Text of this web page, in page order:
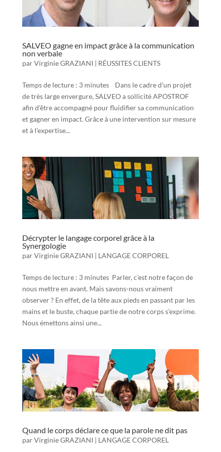
SALVEO gagne en impact grâce à la communication
non verbale
parVirginie GRAZIANI | RÉUSSITES CLIENTS
Temps de lecture : 3 minutes Dans le cadre d’un projet
de très large envergure, SALVEO a sollicité APOSTROF
afin d’être accompagné pour fluidifier sa communication
et gagner en impact. Grâce à une intervention sur mesure
et à l’expertise...
Décrypter le langage corporel grâce à la
Synergologie
parVirginie GRAZIANI | LANGAGE CORPOREL
Temps de lecture : 3 minutes Parler, c’est notre façon de
nous mettre en avant. Mais savons-nous vraiment
observer ? En effet, de la tête aux pieds en passant par les
mains et le buste, chaque partie de notre corps s’exprime.
Nous émettons ainsi une...
Quand le corps déclare ce que la parole ne dit pas
parVirginie GRAZIANI | LANGAGE CORPOREL